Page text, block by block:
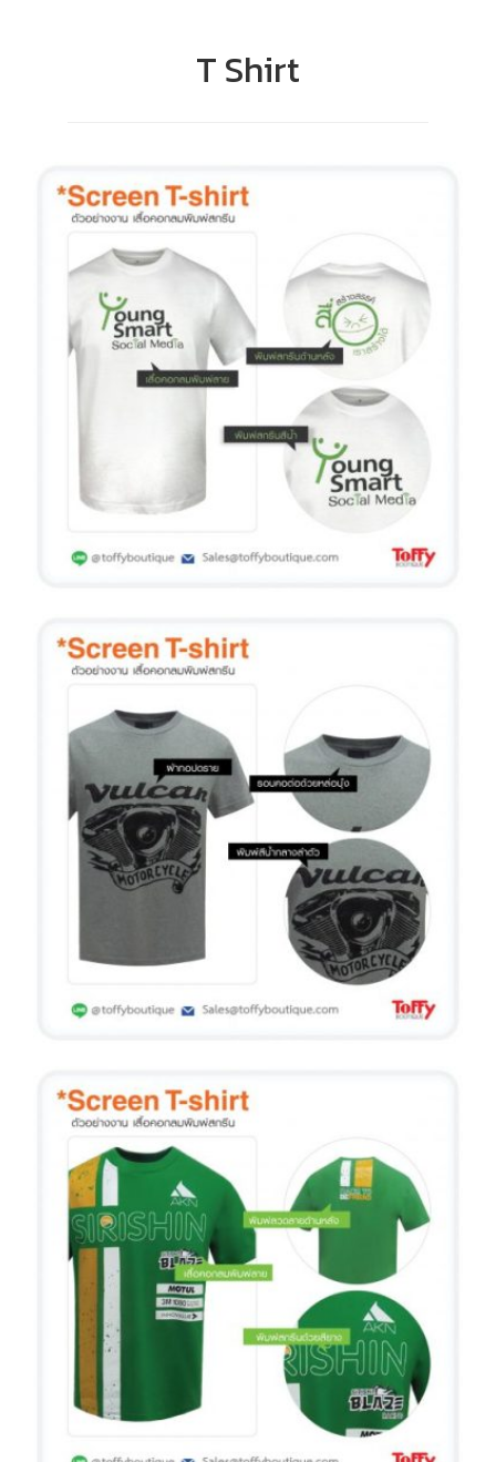
T Shirt